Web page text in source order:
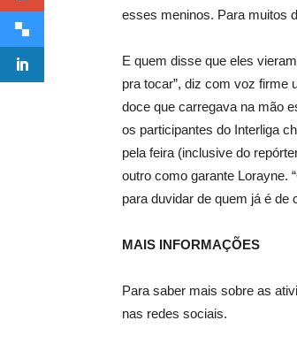
esses meninos. Para muitos
E quem disse que eles
pra tocar”, diz com voz firme
doce que carregava na mão
os participantes do Interliga
pela feira (inclusive do
outro como garante Lorayne.
para duvidar de quem já é de
MAIS INFORMAÇÕES
Para saber mais sobre as
nas redes sociais.